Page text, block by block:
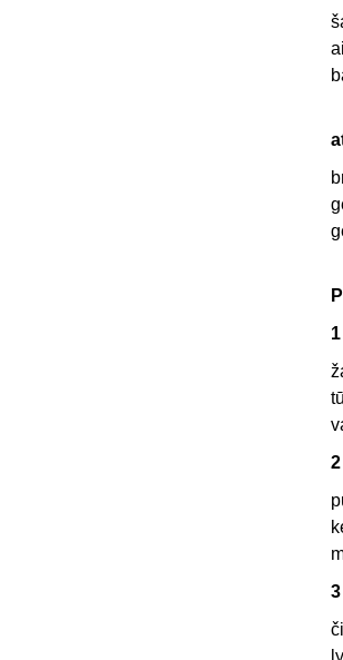
1
2
3